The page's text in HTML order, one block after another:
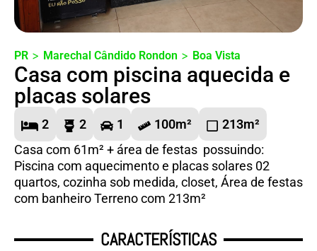
PR > Marechal Cândido Rondon > Boa Vista
Casa com piscina aquecida e
placas solares
2 2 1 100m²
213m²
Casa com 61m² + área de festas possuindo:
Piscina com aquecimento e placas solares 02
quartos, cozinha sob medida, closet, Área de festas
com banheiro Terreno com 213m²
CARACTERÍSTICAS